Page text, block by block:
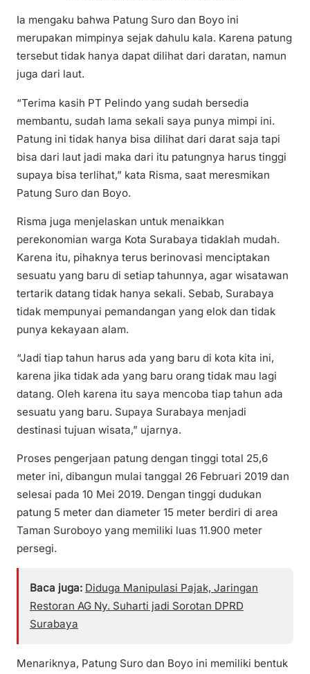
Ia mengaku bahwa Patung Suro dan Boyo ini
merupakan mimpinya sejak dahulu kala. Karena patung
tersebut tidak hanya dapat dilihat dari daratan, namun
juga dari laut.
“Terima kasih PT Pelindo yang sudah bersedia
membantu, sudah lama sekali saya punya mimpi ini.
Patung ini tidak hanya bisa dilihat dari darat saja tapi
bisa dari laut jadi maka dari itu patungnya harus tinggi
supaya bisa terlihat,” kata Risma, saat meresmikan
Patung Suro dan Boyo.
Risma juga menjelaskan untuk menaikkan
perekonomian warga Kota Surabaya tidaklah mudah.
Karena itu, pihaknya terus berinovasi menciptakan
sesuatu yang baru di setiap tahunnya, agar wisatawan
tertarik datang tidak hanya sekali. Sebab, Surabaya
tidak mempunyai pemandangan yang elok dan tidak
punya kekayaan alam.
“Jadi tiap tahun harus ada yang baru di kota kita ini,
karena jika tidak ada yang baru orang tidak mau lagi
datang. Oleh karena itu saya mencoba tiap tahun ada
sesuatu yang baru. Supaya Surabaya menjadi
destinasi tujuan wisata,” ujarnya.
Proses pengerjaan patung dengan tinggi total 25,6
meter ini, dibangun mulai tanggal 26 Februari 2019 dan
selesai pada 10 Mei 2019. Dengan tinggi dudukan
patung 5 meter dan diameter 15 meter berdiri di area
Taman Suroboyo yang memiliki luas 11.900 meter
persegi.
Baca juga: Diduga Manipulasi Pajak, Jaringan
Restoran AG Ny. Suharti jadi Sorotan DPRD
Surabaya
Menariknya, Patung Suro dan Boyo ini memiliki bentuk